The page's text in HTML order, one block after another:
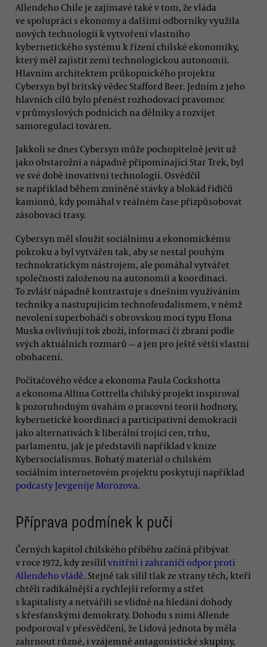
Allendeho Chile je zajímavé také v tom, že vláda
ve spolupráci s ekonomy a dalšími odborníky využila
nových technologií k vytvoření vlastního
kybernetického systému k řízení chilské ekonomiky,
který měl zajistit zemi technologickou autonomii.
Hlavním architektem průkopnického projektu
Cybersyn byl britský vědec Stafford Beer. Jedním z jeho
hlavních cílů bylo přenést rozhodovací pravomoc
v průmyslových podnicích na dělníky a rozvíjet
samoregulaci továren.
Jakkoli se dnes Cybersyn může pochopitelně jevit už
jako obstarožní a nápadně připomínající Star Trek, byl
ve své době inovativní technologií. Osvědčil
se například během zmíněné stávky a blokád řidičů
kamionů, kdy pomáhal v reálném čase přizpůsobovat
zásobovací trasy.
Cybersyn měl sloužit sociálnímu a ekonomickému
pokroku a byl vytvářen tak, aby se nestal pouhým
technokratickým nástrojem, ale pomáhal vytvářet
společnosti založenou na autonomii a koordinaci.
To zvlášť nápadně kontrastuje s dnešním využíváním
techniky a nastupujícím technofeudalismem, v němž
nevolení superboháči s obrovskou mocí typu Elona
Muska ovlivňují tok zboží, informací či zbraní podle
svých aktuálních rozmarů — a jen pro ještě větší vlastní
obohacení.
Počítačového vědce a ekonoma Paula Cockshotta
a ekonoma Allina Cottrella chilský projekt inspiroval
k pozoruhodným úvahám o pracovní teorii hodnoty,
kybernetické koordinaci a participativní demokracii
jako alternativách k liberální trojici cen, trhu,
parlamentu, jak je představili například v knize
Kybersocialismus. Bohatý materiál o chilském
sociálním internetovém projektu poskytují například
podcasty Jevgenije Morozova.
Příprava podmínek k puči
Černých kapitol chilského příběhu začíná přibývat
v roce 1972, kdy zesílil vnitřní i zahraničí odpor proti
Allendeho vládě. Stejně tak sílil tlak ze strany těch, kteří
chtěli radikálnější a rychlejší reformy a střet
s kapitalisty a netvářili se vlídně na hledání dohody
s křesťanskými demokraty. Dohodu s nimi Allende
podporoval v přesvědčení, že Lidová jednota by měla
zahrnout různé, i vzájemně antagonistické skupiny,